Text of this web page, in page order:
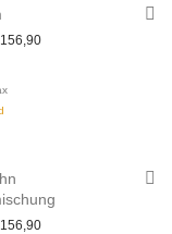
156,90
156,90